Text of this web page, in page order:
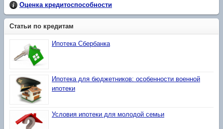
Оценка кредитоспособности
Статьи по кредитам
Ипотека Сбербанка
Ипотека для бюджетников: особенности военной
ипотеки
Условия ипотеки для молодой семьи